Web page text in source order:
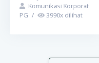
Komunikasi Korporat
PG / 3990x dilihat